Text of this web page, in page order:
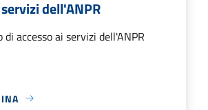
dell'ANPR
di accesso ai servizi dell'ANPR